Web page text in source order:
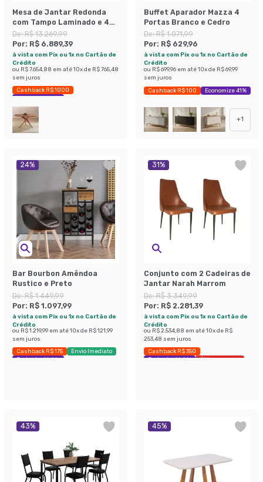
Mesa de Jantar Redonda
com Tampo Laminado e 4
Cadeiras Miami Madeira
Maciça Linho Bege e Imbuia
De:R$ 13.269,99
Por: R$ 6.889,39
à vista com Pix ou 1x no Cartão de
Crédito
ou R$ 7.654,88 em até10x de R$ 765,48
sem juros
Cashback R$ 1000
Economize 48%
Buffet Aparador Mazza 4
Portas Branco e Cedro
De:R$ 1.071,99
Por: R$ 629,96
à vista com Pix ou 1x no Cartão de
Crédito
ou R$ 699,96 em até10x de R$ 69,99
sem juros
Cashback R$ 100 Economize 41%
+1
24%
Bar Bourbon Amêndoa
Rustico e Preto
De:R$ 1.449,99
Por: R$ 1.097,99
à vista com Pix ou 1x no Cartão de
Crédito
ou R$ 1.219,99 em até10x de R$ 121,99
sem juros
Cashback R$ 175
Envio Imediato
Exclusivo Mobly
31%
Conjunto com 2 Cadeiras de
Jantar Narah Marrom
De:R$ 3.349,99
Por: R$ 2.281,39
à vista com Pix ou 1x no Cartão de
Crédito
ou R$ 2.534,88 em até10x de R$
253,48 sem juros
Cashback R$ 350
Exclusivo Mobly
Últimas peças
43% 45%